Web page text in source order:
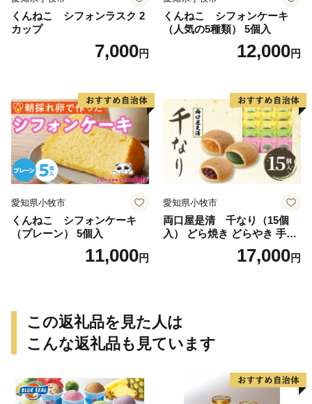
くんねこ シフォンラスク 2
カップ
7,000円
くんねこ シフォンケーキ
（人気の5種類） 5個入
12,000円
愛知県小牧市
くんねこ シフォンケーキ
（プレーン） 5個入
11,000円
愛知県小牧市
両口屋是清 千なり（15個
入） どら焼き どらやき 手土
産 お土産 土産 丹波大納言小
豆 抹茶 林檎 りんご 慶事 お
17,000円
この返礼品を見た人は
こんな返礼品も見ています